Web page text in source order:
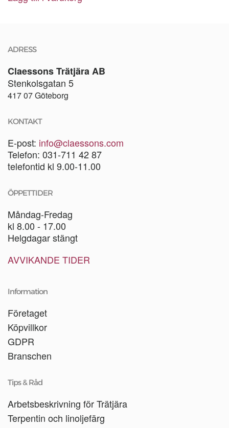
ADRESS
Claessons Trätjära AB
Stenkolsgatan 5
417 07 Göteborg
KONTAKT
E-post: info@claessons.com
Telefon: 031-711 42 87
telefontid kl 9.00-11.00
ÖPPETTIDER
Måndag-Fredag
kl 8.00 - 17.00
Helgdagar stängt
AVVIKANDE TIDER
Information
Företaget
Köpvillkor
GDPR
Branschen
Tips & Råd
Arbetsbeskrivning för Trätjära
Terpentin och linoljefärg